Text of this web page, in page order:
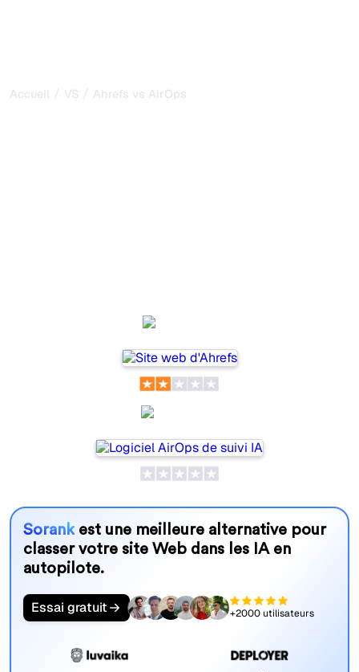
Accueil / VS / Ahrefs vs AirOps
Sorankest une meilleure alternative pour
classer votre site Web dans les IA en
autopilote.
Essai gratuit +2000 utilisateurs